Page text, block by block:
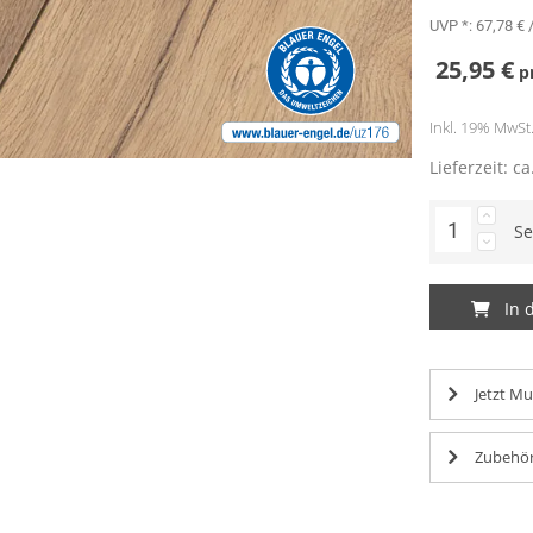
UVP *: 67,78 €/
25,95 €
Inkl. 19%
Lieferzeit:
In
Jetzt